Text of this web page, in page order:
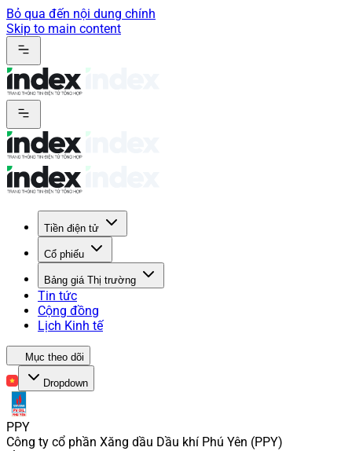
Bỏ qua đến nội dung chính
Skip to main content
Tiền điện tử
Cổ phiếu
Bảng giá Thị trường
Tin tức
Cộng đồng
Lịch Kinh tế
Mục theo dõi
Dropdown
PPY
Công ty cổ phần Xăng dầu Dầu khí Phú Yên (PPY)